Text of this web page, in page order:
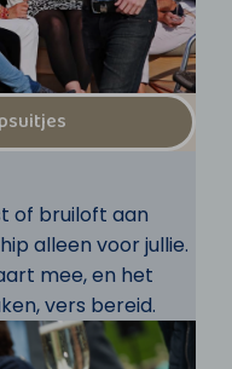
of bruiloft aan
alleen voor jullie.
mee, en het
vers bereid.